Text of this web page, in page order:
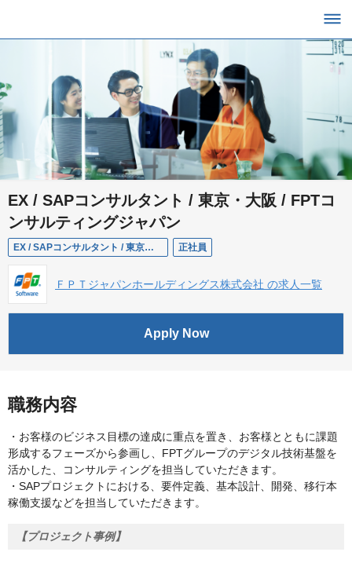
EX / SAPコンサルタント / 東京・大阪 / FPTコ
ンサルティングジャパン
EX / SAPコンサルタント / 東京・大阪 / FPTコンサルティングジャパン 正社員
ＦＰＴジャパンホールディングス株式会社 の求人一覧
Apply Now
職務内容
・お客様のビジネス目標の達成に重点を置き、お客様とともに課題
形成するフェーズから参画し、FPTグループのデジタル技術基盤を
活かした、コンサルティングを担当していただきます。
・SAPプロジェクトにおける、要件定義、基本設計、開発、移行本
稼働支援などを担当していただきます。
【プロジェクト事例】